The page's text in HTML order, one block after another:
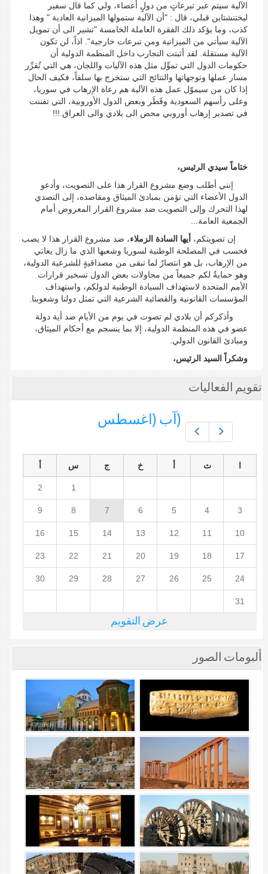
الآلية سيتم عبر تبرعاتٍ من دولٍ أعضاء، ولي كما قال سفير
ليختنشتاين قبلي، قال : "أن الآلية ستمولها الميزانية العادية " وهذا
كذب، وما يؤكد ذلك الفقرة العاملة الخامسة "تشير الى أن تمويل
الآلية سيأتي من الميزانية ومن تبرعات خارجية". اذاً، لن تكون
الآلية مستقلة. لقد أثبتت التجارب داخل المنظمة الدولية أن
حكومات الدول التي تموِّل مثل هذه الآليات واللجان، هي التي تُقرِّر
مسار عملها وتوجهاتها والنتائج التي ستخرج بها سلفاً، فكيف الحال
إذا كان من سيموّل عمل هذه الآلية هم رعاة الإرهاب في سوريا،
وعلى رأسهم السعودية وقَطَر وبعض الدول الأوروبية، التي تفننت
في تصدير إرهاب أوروبي محض الى بلادي والى العراق.!!!
ختاماً سيدي الرئيس،
إنني أطلب وضع مشروع القرار هذا على التصويت، وأدعو
الدول الأعضاء التي تؤمن بمبادئ الميثاق ومقاصده، إلى التصدي
لهذا التحرك وإلى التصويت ضد مشروع القرار المعروض أمام
الجمعية العامة...
إن تصويتكم، أيها السادة الزملاء، ضد مشروع القرار هذا لا يصب
فحسب في المصلحة الوطنية لسوريا وشعبها الذي ما زال يعاني
من الإرهاب، بل هو انتصارٌ لما تبقى من مصداقيةٍ للشرعية الدولية،
وهو حمايةٌ لكم جميعاً من محاولات بعض الدول تسخير قرارات
الأمم المتحدة لاستهداف السيادة الوطنية لدولكم، واستهداف
المؤسسات القانونية والقضائية الشرعية التي تمثل دولنا وشعوبنا.
وأذكركم أن بلادي لم تصوت في يوم من الأيام ضد أية دولة
عضو في هذه المنظمة الدولية، إلا بما ينسجم مع أحكام الميثاق،
ومبادئ القانون الدولي.
وشكراً السيد الرئيس،
تقويم الفعاليات
(آب (اغسطس
ث خ ج س
1
2
3
4
5
6
7
8
9
10
11
12
13
14
15
16
17
18
19
20
21
22
23
24
25
26
27
28
29
30
31
عرض التقويم
ألبومات الصور